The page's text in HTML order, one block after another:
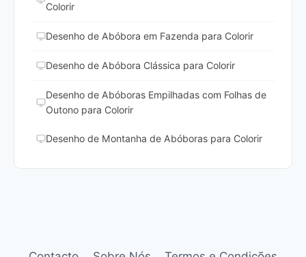
Colorir
Desenho de Abóbora em Fazenda para Colorir
Desenho de Abóbora Clássica para Colorir
Desenho de Abóboras Empilhadas com Folhas de
Outono para Colorir
Desenho de Montanha de Abóboras para Colorir